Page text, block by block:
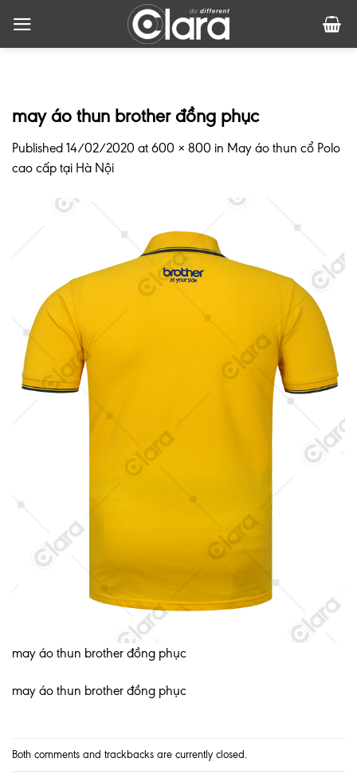
content
may áo thun brother đồng phục
Published 14/02/2020 at 600 × 800 in May áo thun cổ Polo
cao cấp tại Hà Nội
may áo thun brother đồng phục
may áo thun brother đồng phục
Both comments and trackbacks are currently closed.